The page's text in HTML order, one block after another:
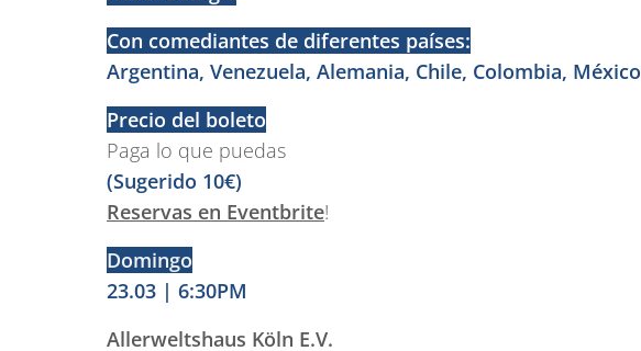
Con comediantes de diferentes países:
Argentina, Venezuela, Alemania, Chile, Colombia, México
Precio del boleto
Paga lo que puedas
(Sugerido 10€)
Reservas en Eventbrite!
Domingo
23.03 | 6:30PM
Allerweltshaus Köln E.V.